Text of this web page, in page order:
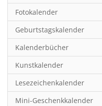
Fotokunst
Frauen
Fußball
Gaming
Geburtstagskalender
Geschichte
Fotokalender
Geburtstagskalender
Kalenderbücher
Kunstkalender
Lesezeichenkalender
Mini-Geschenkkalender